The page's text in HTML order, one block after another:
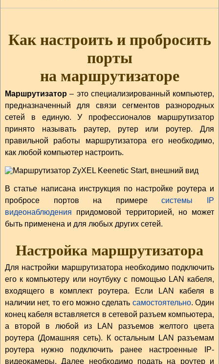
Как настроить и пробросить
порты
на маршрутизаторе
Маршрутизатор– это специализированный компьютер,
предназначенный для связи сегментов разнородных
сетей в единую. У профессионалов маршрутизатор
принято называть раутер, рутер или роутер. Для
правильной работы маршрутизатора его необходимо,
как любой компьютер настроить.
В статье написана инструкция по настройке роутера и
пробросе портов на примересистемы IP
видеонаблюдения придомовой территорией, но может
быть применена и для любых других сетей.
Настройка маршрутизатора
Для настройки маршрутизатора необходимо подключить
его к компьютеру или ноутбуку с помощью LAN кабеля,
входящего в комплект роутера. Если LAN кабеля в
наличии нет, то его можно сделать самостоятельно. Один
конец кабеля вставляется в сетевой разъем компьютера,
а второй в любой из LAN разъемов желтого цвета
роутера (Домашняя сеть). К остальным LAN разъемам
роутера нужно подключить ранее настроенные IP-
видеокамеры. Далее необходимо подать на роутер и